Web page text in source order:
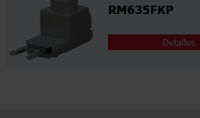
RM635FKP
Detalles